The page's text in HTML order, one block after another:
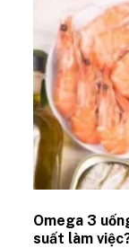
Omega 3
suất làm